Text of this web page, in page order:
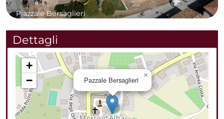
Piazzale Bersaglieri
Dettagli
Pazzale Bersaglieri
×
+
−